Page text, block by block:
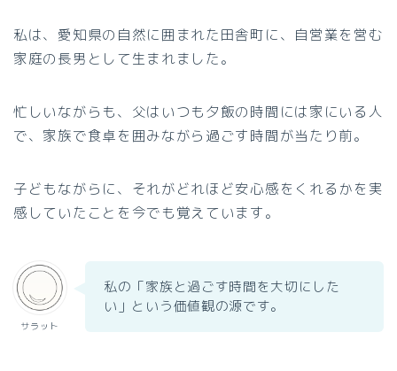
私は、愛知県の自然に囲まれた田舎町に、自営業を営む
家庭の長男として生まれました。
忙しいながらも、父はいつも夕飯の時間には家にいる人
で、家族で食卓を囲みながら過ごす時間が当たり前。
子どもながらに、それがどれほど安心感をくれるかを実
感していたことを今でも覚えています。
サラット
私の「家族と過ごす時間を大切にした
い」という価値観の源です。